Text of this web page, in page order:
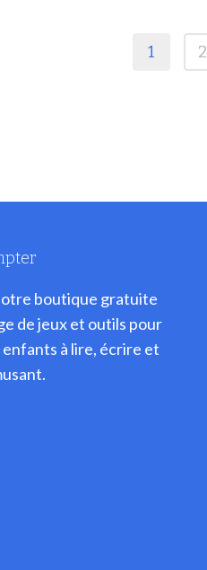
1 2
boutique gratuite
de jeux et outils pour
à lire, écrire et